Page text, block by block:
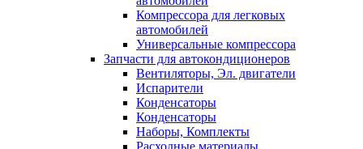
Компрессора для легковых
автомобилей
Универсальные компрессора
Запчасти для автокондиционеров
Вентиляторы, Эл. двигатели
Испарители
Конденсаторы
Конденсаторы
Наборы, Комплекты
Расходные материалы